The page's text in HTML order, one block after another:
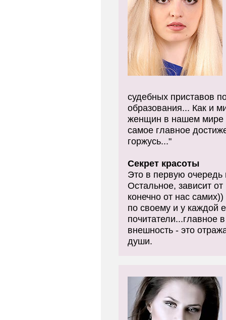
судебных приставов
образования... Как и
женщин в нашем мире
самое главное
горжусь..."
Секрет красоты
Это в первую
Остальное, зависит
конечно от нас
по своему и у каждой
почитатели...главное
внешность - это
души.